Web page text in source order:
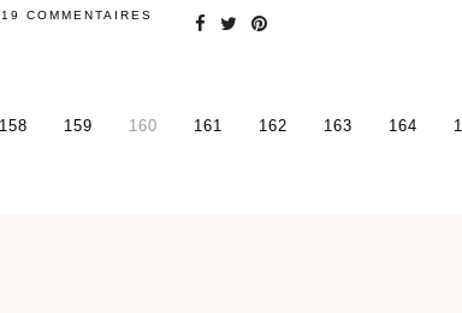
19 COMMENTAIRES
158 159 160 161 162 163 164